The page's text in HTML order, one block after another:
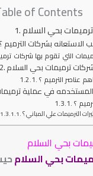
of Contents
بحي السلام
الاستعانه بشركات الترميم ؟
التي تقوم بها شركات
ترميمات بحي السلام
عناصر الترميم ؟
في عملية
؟
الترميمات علي المباني ؟
بحي السلام
بحي السلام